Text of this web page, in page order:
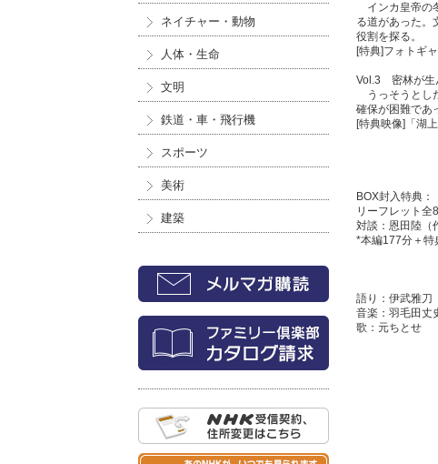
ネイチャー・動物
人体・生命
文明
鉄道・車・飛行機
スポーツ
美術
建築
インカ皇帝の
る道があった。
役割を探る。
[特典]フォトギ
Vol.3 密林が生
うっそうとし
確保が困難であ
[特典映像]「湖
BOX封入特典：
リーフレット全
対談：恩田陸（
*本編177分＋特
語り：伊武雅刀
音楽：羽毛田丈
歌：元ちとせ